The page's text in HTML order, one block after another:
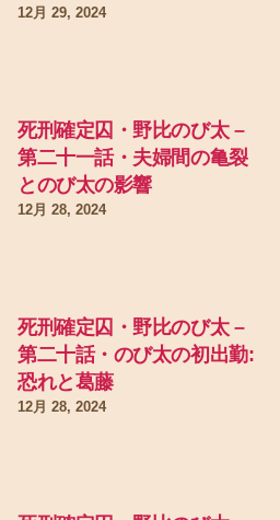
12月 29, 2024
死刑確定囚・野比のび太 –
第二十一話・夫婦間の亀裂
とのび太の影響
12月 28, 2024
死刑確定囚・野比のび太 –
第二十話・のび太の初出勤:
恐れと葛藤
12月 28, 2024